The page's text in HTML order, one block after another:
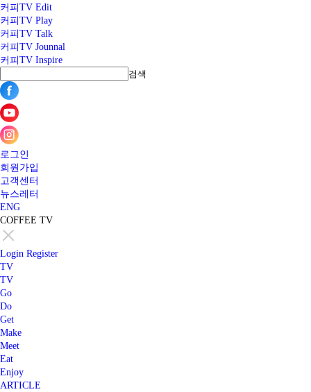
커피TV Edit
커피TV Play
커피TV Talk
커피TV Jounnal
커피TV Inspire
검색
로그인
회원가입
고객센터
뉴스레터
ENG
COFFEE TV
Login Register
TV
TV
Go
Do
Get
Make
Meet
Eat
Enjoy
ARTICLE